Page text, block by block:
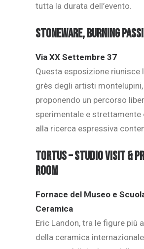
tutta la durata dell’evento.
Stoneware, Burning
Via XX Settembre 37
Questa esposizione riunisce
grès degli artisti montelupini,
proponendo un percorso
sperimentale e strettamente
alla ricerca espressiva
Tortus – Studio visit &
room
Fornace del Museo e
Ceramica
Eric Landon, tra le figure più
della ceramica